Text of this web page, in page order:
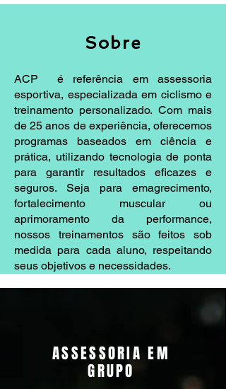
Sobre
ACP é referência em assessoria
esportiva, especializada em ciclismo e
treinamento personalizado. Com mais
de 25 anos de experiência, oferecemos
programas baseados em ciência e
prática, utilizando tecnologia de ponta
para garantir resultados eficazes e
seguros. Seja para emagrecimento,
fortalecimento muscular ou
aprimoramento da performance,
nossos treinamentos são feitos sob
medida para cada aluno, respeitando
seus objetivos e necessidades.
ASSESSORIA EM
GRUPO